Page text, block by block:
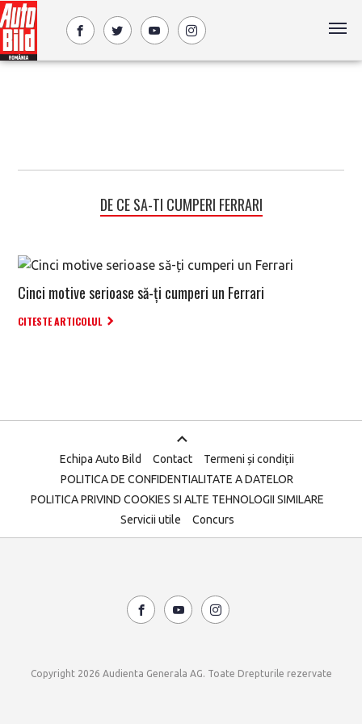
DE CE SA-TI CUMPERI FERRARI
Cinci motive serioase să-ți cumperi un Ferrari
CITESTE ARTICOLUL
Echipa Auto Bild Contact
Termeni și condiții
POLITICA DE CONFIDENTIALITATE A DATELOR
POLITICA PRIVIND COOKIES SI ALTE TEHNOLOGII SIMILARE
Servicii utile
Concurs
Copyright 2026 Audienta Generala AG. Toate Drepturile rezervate